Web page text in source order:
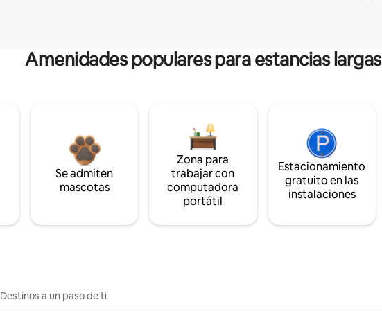
Amenidades populares para estancias largas
Se admiten
mascotas
Zona para
trabajar con
computadora
portátil
Estacionamiento
gratuito en las
instalaciones
Destinos a un paso de ti